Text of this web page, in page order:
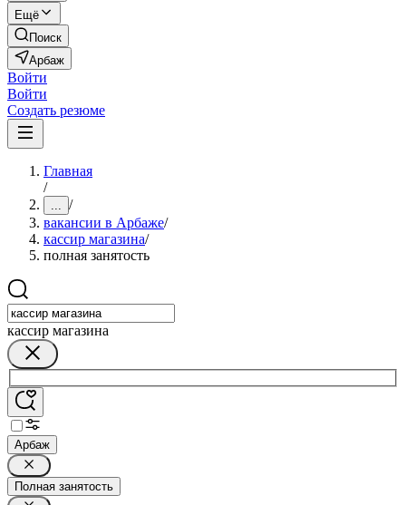
Ещё
Поиск
Арбаж
Войти
Войти
Создать резюме
Главная
/
... /
вакансии в Арбаже/
кассир магазина/
полная занятость
кассир магазина
Арбаж
Полная занятость